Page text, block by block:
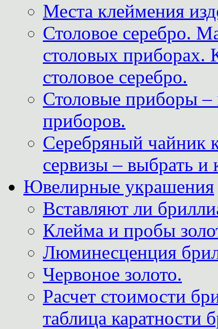
Места клеймения
Столовое серебро.
столовых приборах.
столовое серебро.
Столовые приборы –
приборов.
Серебряный чайник
сервизы – выбрать и
Ювелирные украшения
Вставляют ли
Клейма и пробы
Люминесценция
Червоное золото.
Расчет стоимости
таблица каратности